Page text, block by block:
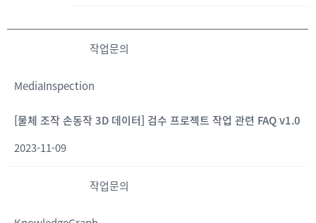
작업문의
MediaInspection
[물체 조작 손동작 3D 데이터] 검수 프로젝트 작업 관련 FAQ v1.0
2023-11-09
작업문의